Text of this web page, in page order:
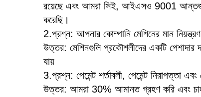
রয়েছে এবং আমরা সিই, আইএসও 9001
করেছি।
2.প্রশ্ন: আপনার কোম্পানি মেশিনের মান
উত্তর: মেশিনগুলি প্রকৌশলীদের একটি পেশাদার
যায়
3.প্রশ্ন: পেমেন্ট শর্তাবলী, পেমেন্ট নিরাপত্তা
উত্তর: আমরা 30% আমানত গ্রহণ করি এবং